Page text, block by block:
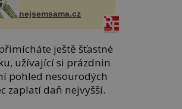
nejsemsama.cz
ještě šťastné
užívající si prázdnin
pohled nesourodých
zaplatí daň nejvyšší.